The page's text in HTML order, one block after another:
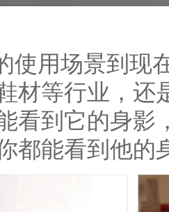
使用场景到现
材等行业，还
看到它的身影
都能看到他的